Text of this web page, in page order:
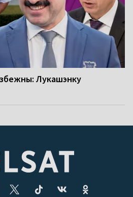
Лукашэнку